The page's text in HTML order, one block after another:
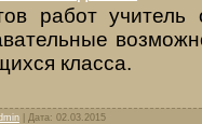
работ учитель
класса.
| Дата: 02.03.2015